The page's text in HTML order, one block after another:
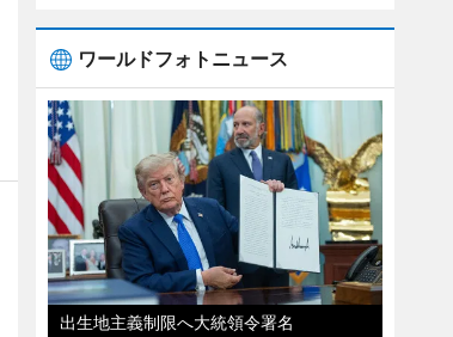
ワールドフォトニュース
出生地主義制限へ大統領令署名